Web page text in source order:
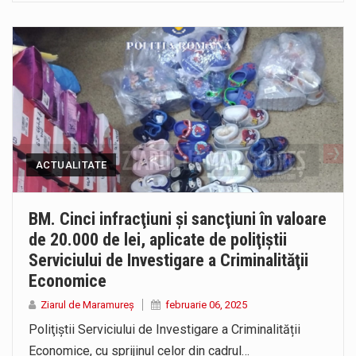
ACTUALITATE
BM. Cinci infracţiuni şi sancţiuni în valoare
de 20.000 de lei, aplicate de poliţiştii
Serviciului de Investigare a Criminalităţii
Economice
Ziarul de Maramureș februarie 06, 2025
Poliţiştii Serviciului de Investigare a Criminalității
Economice, cu sprijinul celor din cadrul…